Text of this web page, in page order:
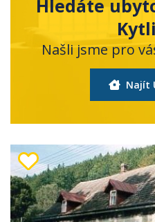
Hledáte
Našli jsme pro
Najít